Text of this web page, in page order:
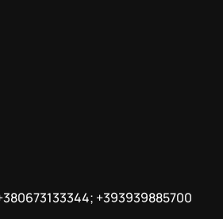
+393939885700